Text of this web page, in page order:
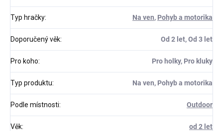
Typ hračky: Na ven, Pohyb a motorika
Doporučený věk: Od 2 let, Od 3 let
Pro koho: Pro holky, Pro kluky
Typ produktu: Na ven, Pohyb a motorika
Podle místnosti: Outdoor
Věk: od 2 let